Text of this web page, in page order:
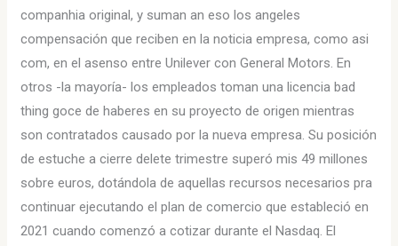
companhia original, y suman an eso los angeles
compensación que reciben en la noticia empresa, como asi
com, en el asenso entre Unilever con General Motors. En
otros -la mayoría- los empleados toman una licencia bad
thing goce de haberes en su proyecto de origen mientras
son contratados causado por la nueva empresa. Su posición
de estuche a cierre delete trimestre superó mis 49 millones
sobre euros, dotándola de aquellas recursos necesarios pra
continuar ejecutando el plan de comercio que estableció en
2021 cuando comenzó a cotizar durante el Nasdaq. El